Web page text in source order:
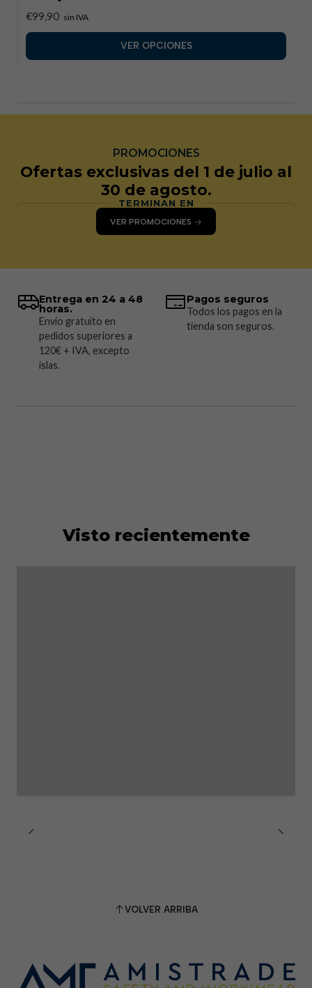
€99,90 sin IVA
VER OPCIONES
PROMOCIONES
Ofertas exclusivas del 1 de julio al
30 de agosto.
TERMINAN EN
VER PROMOCIONES
Entrega en 24 a 48
horas.
Envío gratuito en
pedidos superiores a
120€ + IVA, excepto
islas.
Pagos seguros
Todos los pagos en la
tienda son seguros.
Visto recientemente
VOLVER ARRIBA